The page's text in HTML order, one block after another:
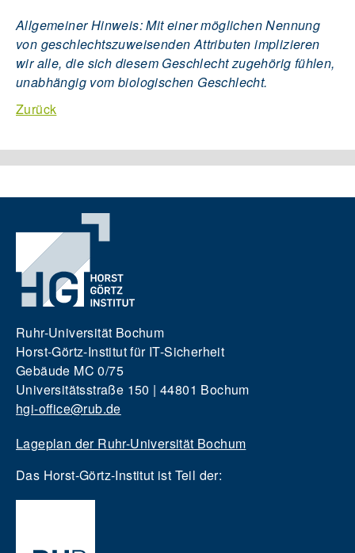
Allgemeiner Hinweis: Mit einer möglichen Nennung
von geschlechtszuweisenden Attributen implizieren
wir alle, die sich diesem Geschlecht zugehörig fühlen,
unabhängig vom biologischen Geschlecht.
Zurück
Ruhr-Universität Bochum
Horst-Görtz-Institut für IT-Sicherheit
Gebäude MC 0/75
Universitätsstraße 150 | 44801 Bochum
hgi-office@rub.de
Lageplan der Ruhr-Universität Bochum
Das Horst-Görtz-Institut ist Teil der: